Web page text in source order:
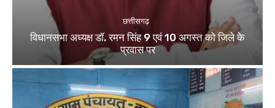
छत्तीसगढ़
विधानसभा अध्यक्ष डॉ. रमन सिंह 9 एवं 10 अगस्त को जिले के
प्रवास पर